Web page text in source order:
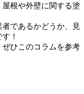
根や外壁に関する塗
であるかどうか、見
！
ひこのコラムを参考